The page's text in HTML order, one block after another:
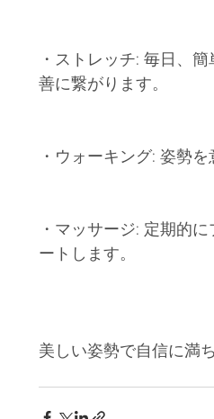
・ストレッチ: 毎日、
善に繋がります。
・ウォーキング: 姿勢
・マッサージ: 定期的
ートします。
美しい姿勢で自信に満